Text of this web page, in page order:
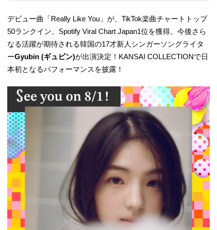
デビュー曲「Really Like You」が、TikTok楽曲チャートトップ
50ランクイン、Spotify Viral Chart Japan1位を獲得。今後さら
なる活躍が期待される韓国の17才新人シンガーソングライタ
ーGyubin (ギュビン)が出演決定！KANSAI COLLECTIONで日
本初となるパフォーマンスを披露！